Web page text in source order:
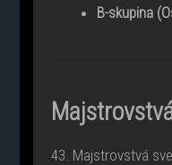
B-skupina
43. Majstrovstvá